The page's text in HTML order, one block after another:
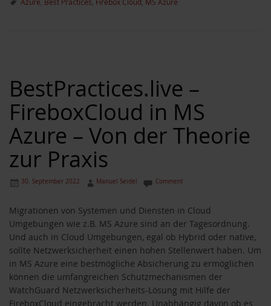
BestPractices.live –
FireboxCloud in MS
Azure – Von der Theorie
zur Praxis
30. September 2022 Manuel Seidel Comment
Migrationen von Systemen und Diensten in Cloud
Umgebungen wie z.B. MS Azure sind an der Tagesordnung.
Und auch in Cloud Umgebungen, egal ob Hybrid oder native,
sollte Netzwerksicherheit einen hohen Stellenwert haben. Um
in MS Azure eine bestmögliche Absicherung zu ermöglichen
können die umfangreichen Schutzmechanismen der
WatchGuard Netzwerksicherheits-Lösung mit Hilfe der
FireboxCloud eingebracht werden. Unabhängig davon ob es